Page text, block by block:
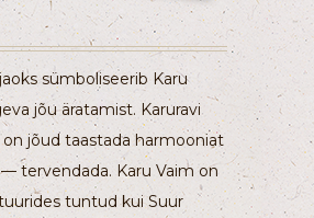
sümboliseerib Karu
jõu äratamist. Karuravi
jõud taastada harmooniat
tervendada. Karu Vaim on
tuntud kui Suur